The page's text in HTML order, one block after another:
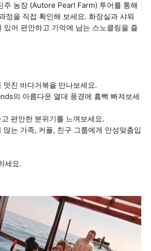
주 농장 (Autore Pearl Farm) 투어를 통해
정을 직접 확인해 보세요. 화장실과 샤워
있어 편안하고 기억에 남는 스노클링을 즐
멋진 바다거북을 만나보세요.
의 아름다운 열대 풍경에 흠뻑 빠져보세
편안한 분위기를 느껴보세요.
는 가족, 커플, 친구 그룹에게 안성맞춤입
세요.